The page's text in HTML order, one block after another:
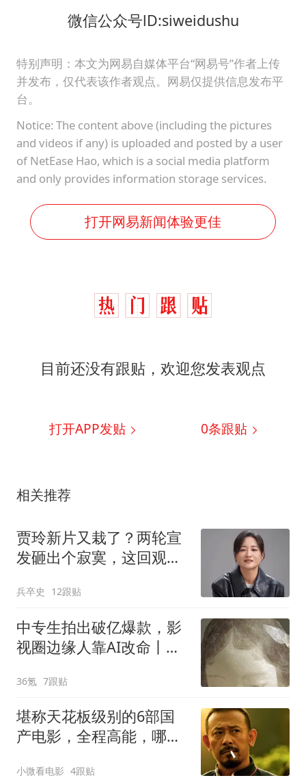
微信公众号lD:siweidushu
特别声明：本文为网易自媒体平台“网易号”作者上传
并发布，仅代表该作者观点。网易仅提供信息发布平
台。
Notice: The content above (including the pictures
and videos if any) is uploaded and posted by a user
of NetEase Hao, which is a social media platform
and only provides information storage services.
打开网易新闻体验更佳
目前还没有跟贴，欢迎您发表观点
打开APP发贴 0条跟贴
相关推荐
贾玲新片又栽了？两轮宣
发砸出个寂寞，这回观众
兵卒史 12跟贴
中专生拍出破亿爆款，影
视圈边缘人靠AI改命丨深
36氪 7跟贴
堪称天花板级别的6部国
产电影，全程高能，哪部
小微看电影 4跟贴